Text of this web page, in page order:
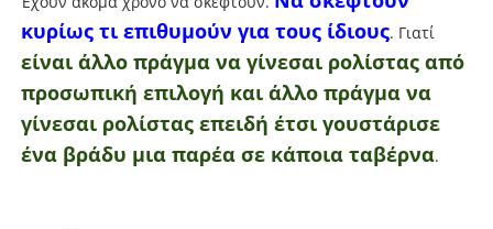
κυρίως τι επιθυμούν για τους ίδιους. Γιατί
είναι άλλο πράγμα να γίνεσαι ρολίστας από
προσωπική επιλογή και άλλο πράγμα να
γίνεσαι ρολίστας επειδή έτσι γουστάρισε
ένα βράδυ μια παρέα σε κάποια ταβέρνα.